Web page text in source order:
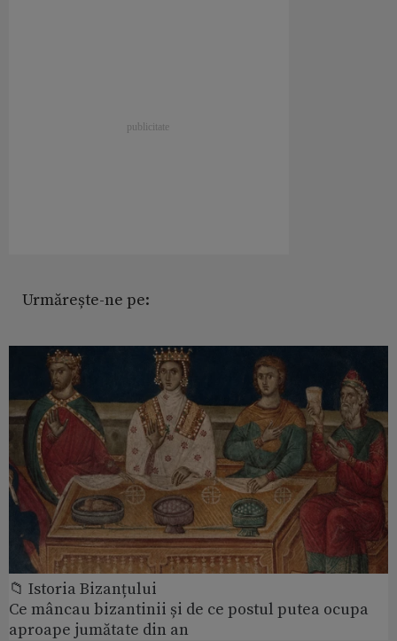
Urmărește-ne pe:
📁 Istoria Bizanțului
Ce mâncau bizantinii și de ce postul putea ocupa
aproape jumătate din an